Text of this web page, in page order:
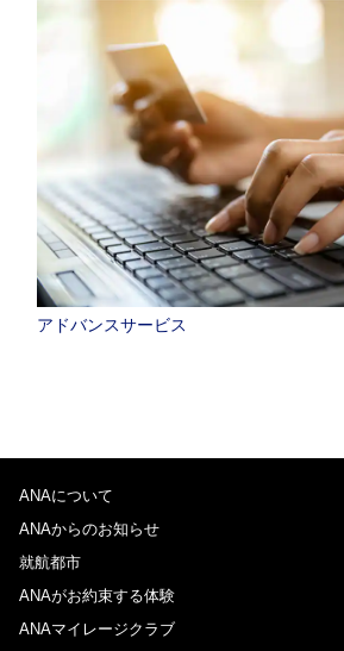
アドバンスサービス
ANAについて
ANAからのお知らせ
就航都市
ANAがお約束する体験
ANAマイレージクラブ